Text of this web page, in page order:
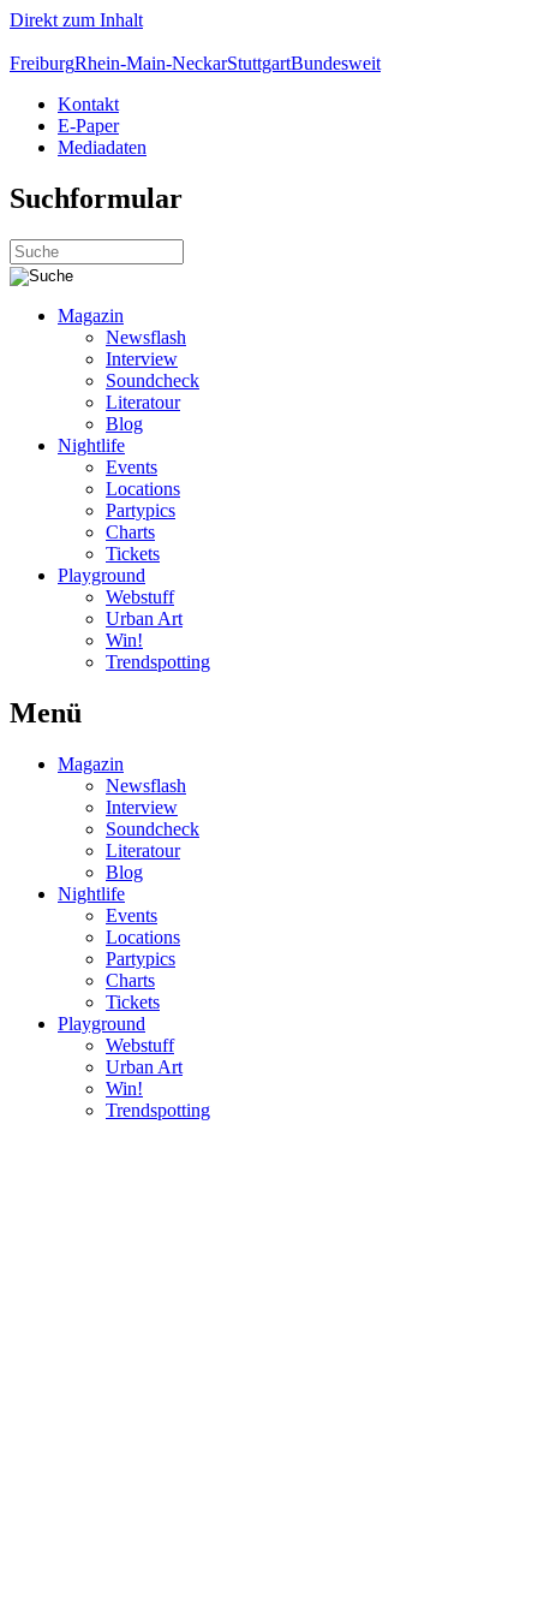
Direkt zum Inhalt
FreiburgRhein-Main-NeckarStuttgartBundesweit
Kontakt
E-Paper
Mediadaten
Suchformular
Magazin
Newsflash
Interview
Soundcheck
Literatour
Blog
Nightlife
Events
Locations
Partypics
Charts
Tickets
Playground
Webstuff
Urban Art
Win!
Trendspotting
Menü
Magazin
Newsflash
Interview
Soundcheck
Literatour
Blog
Nightlife
Events
Locations
Partypics
Charts
Tickets
Playground
Webstuff
Urban Art
Win!
Trendspotting